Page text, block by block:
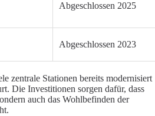
Abgeschlossen 2025
Abgeschlossen 2023
zentrale Stationen bereits modernisiert
Die Investitionen sorgen dafür, dass
auch das Wohlbefinden der